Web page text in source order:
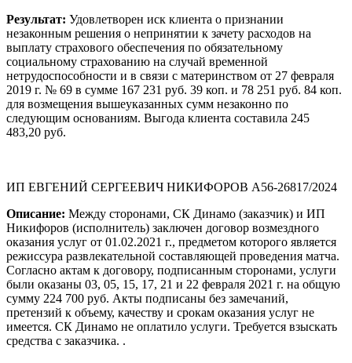
Результат: Удовлетворен иск клиента о признании
незаконным решения о непринятии к зачету расходов на
выплату страхового обеспечения по обязательному
социальному страхованию на случай временной
нетрудоспособности и в связи с материнством от 27 февраля
2019 г. № 69 в сумме 167 231 руб. 39 коп. и 78 251 руб. 84 коп.
для возмещения вышеуказанных сумм незаконно по
следующим основаниям. Выгода клиента составила 245
483,20 руб.
ИП ЕВГЕНИЙ СЕРГЕЕВИЧ НИКИФОРОВ А56-26817/2024
Описание: Между сторонами, СК Динамо (заказчик) и ИП
Никифоров (исполнитель) заключен договор возмездного
оказания услуг от 01.02.2021 г., предметом которого является
режиссура развлекательной составляющей проведения матча.
Согласно актам к договору, подписанным сторонами, услуги
были оказаны 03, 05, 15, 17, 21 и 22 февраля 2021 г. на общую
сумму 224 700 руб. Акты подписаны без замечаний,
претензий к объему, качеству и срокам оказания услуг не
имеется. СК Динамо не оплатило услуги. Требуется взыскать
средства с заказчика. .